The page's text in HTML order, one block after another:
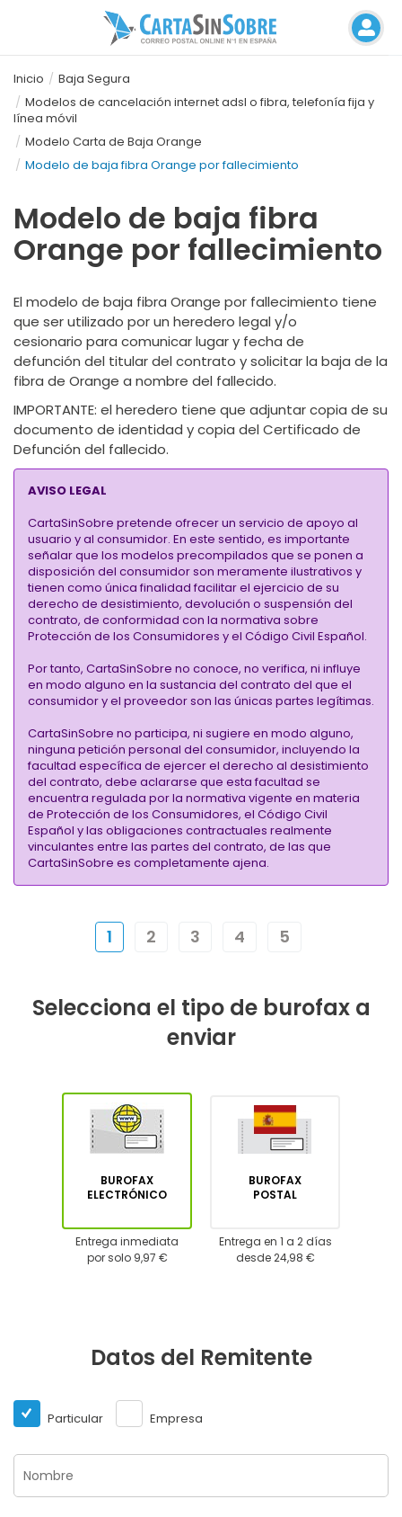
Inicio
Baja Segura
Modelos de cancelación internet adsl o fibra, telefonía fija y
línea móvil
Modelo Carta de Baja Orange
Modelo de baja fibra Orange por fallecimiento
Modelo de baja fibra
Orange por fallecimiento
El modelo de baja fibra Orange por fallecimiento tiene
que ser utilizado por un heredero legal y/o
cesionario para comunicar lugar y fecha de
defunción del titular del contrato y solicitar la baja de la
fibra de Orange a nombre del fallecido.
IMPORTANTE: el heredero tiene que adjuntar copia de su
documento de identidad y copia del Certificado de
Defunción del fallecido.
AVISO LEGAL
CartaSinSobre pretende ofrecer un servicio de apoyo al
usuario y al consumidor. En este sentido, es importante
señalar que los modelos precompilados que se ponen a
disposición del consumidor son meramente ilustrativos y
tienen como única finalidad facilitar el ejercicio de su
derecho de desistimiento, devolución o suspensión del
contrato, de conformidad con la normativa sobre
Protección de los Consumidores y el Código Civil Español.
Por tanto, CartaSinSobre no conoce, no verifica, ni influye
en modo alguno en la sustancia del contrato del que el
consumidor y el proveedor son las únicas partes legítimas.
CartaSinSobre no participa, ni sugiere en modo alguno,
ninguna petición personal del consumidor, incluyendo la
facultad específica de ejercer el derecho al desistimiento
del contrato, debe aclararse que esta facultad se
encuentra regulada por la normativa vigente en materia
de Protección de los Consumidores, el Código Civil
Español y las obligaciones contractuales realmente
vinculantes entre las partes del contrato, de las que
CartaSinSobre es completamente ajena.
1 2 3 4 5
Selecciona el tipo de burofax a
enviar
BUROFAX
ELECTRÓNICO
Entrega inmediata
por solo 9,97 €
BUROFAX
POSTAL
Entrega en 1 a 2 días
desde 24,98 €
Datos del Remitente
Particular Empresa